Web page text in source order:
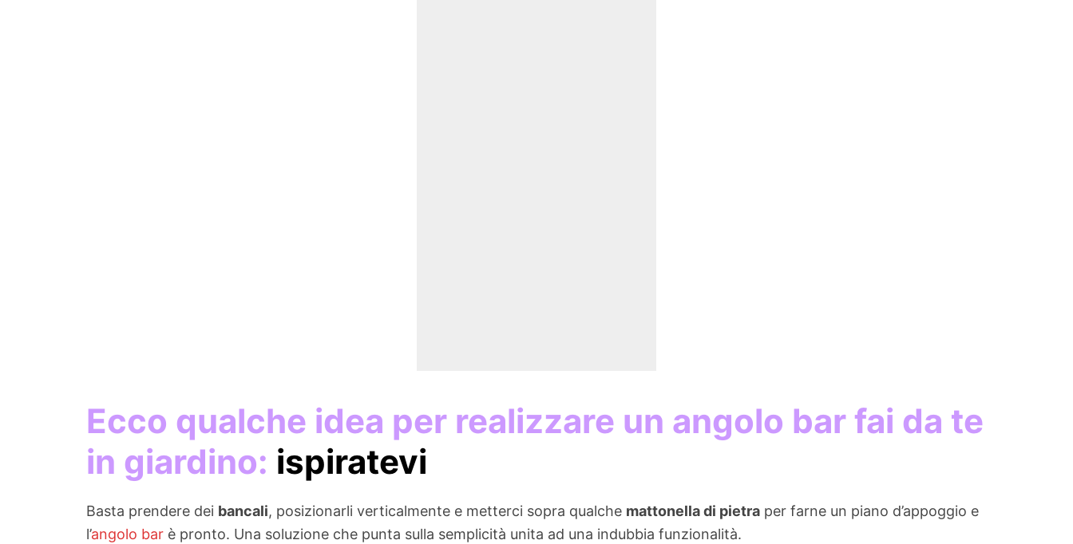
Ecco qualche idea per realizzare un angolo bar fai da te
in giardino: ispiratevi
Basta prendere dei bancali, posizionarli verticalmente e metterci sopra qualche mattonella di pietra per farne un piano d’appoggio e
l’angolo bar è pronto. Una soluzione che punta sulla semplicità unita ad una indubbia funzionalità.